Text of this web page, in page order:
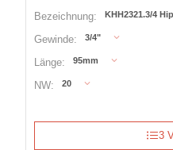
Bezeichnung:
KHH2321.3/4
Gewinde: 3/4"
Länge: 95mm
NW: 20
3